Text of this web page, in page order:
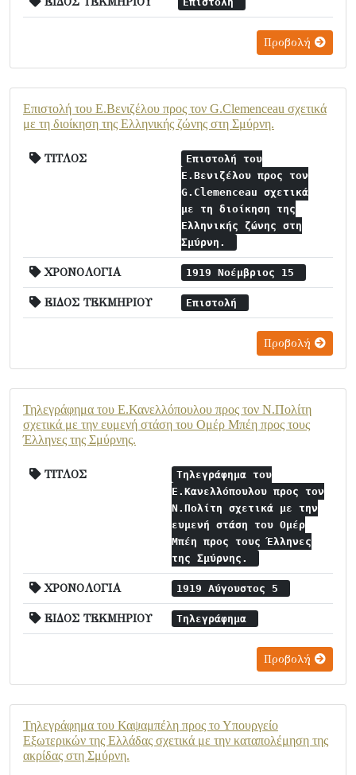
Προβολή
Επιστολή του Ε.Βενιζέλου προς τον G.Clemenceau σχετικά
με τη διοίκηση της Ελληνικής ζώνης στη Σμύρνη.
ΤΙΤΛΟΣ
Επιστολή του
Ε.Βενιζέλου προς τον
G.Clemenceau σχετικά
με τη διοίκηση της
Ελληνικής ζώνης στη
Σμύρνη.
ΧΡΟΝΟΛΟΓΙΑ 1919 Νοέμβριος 15
ΕΙΔΟΣ ΤΕΚΜΗΡΙΟΥ Επιστολή
Προβολή
Τηλεγράφημα του Ε.Κανελλόπουλου προς τον Ν.Πολίτη
σχετικά με την ευμενή στάση του Ομέρ Μπέη προς τους
Έλληνες της Σμύρνης.
ΤΙΤΛΟΣ
Τηλεγράφημα του
Ε.Κανελλόπουλου προς τον
Ν.Πολίτη σχετικά με την
ευμενή στάση του Ομέρ
Μπέη προς τους Έλληνες
της Σμύρνης.
ΧΡΟΝΟΛΟΓΙΑ 1919 Αύγουστος 5
ΕΙΔΟΣ ΤΕΚΜΗΡΙΟΥ Τηλεγράφημα
Προβολή
Τηλεγράφημα του Καψαμπέλη προς το Υπουργείο
Εξωτερικών της Ελλάδας σχετικά με την καταπολέμηση της
ακρίδας στη Σμύρνη.